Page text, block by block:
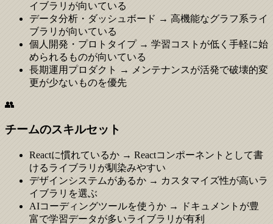
イブラリが向いている
データ分析・ダッシュボード → 高機能なグラフ系ライ
ブラリが向いている
個人開発・プロトタイプ→ 学習コストが低く手軽に始
められるものが向いている
長期運用プロダクト
→
メンテナンスが活発で破壊的変
更が少ないものを優先
👥
チームのスキルセット
Reactに慣れているか → Reactコンポーネントとして書
けるライブラリが馴染みやすい
デザインシステムがあるか → カスタマイズ性が高いラ
イブラリを選ぶ
AIコーディングツールを使うか →
ドキュメントが豊
富で学習データが多いライブラリが有利